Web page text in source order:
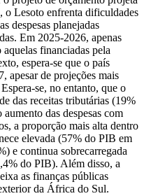
Lesoto enfrenta dificuldades
despesas planejadas
Em 2025-2026, apenas
financiadas pela
espera-se que o país
apesar de projeções mais
se, no entanto, que o
das receitas tributárias (19%
das despesas com
a proporção mais alta dentro
elevada (57% do PIB em
e continua sobrecarregada
do PIB). Além disso, a
as finanças públicas
da África do Sul.